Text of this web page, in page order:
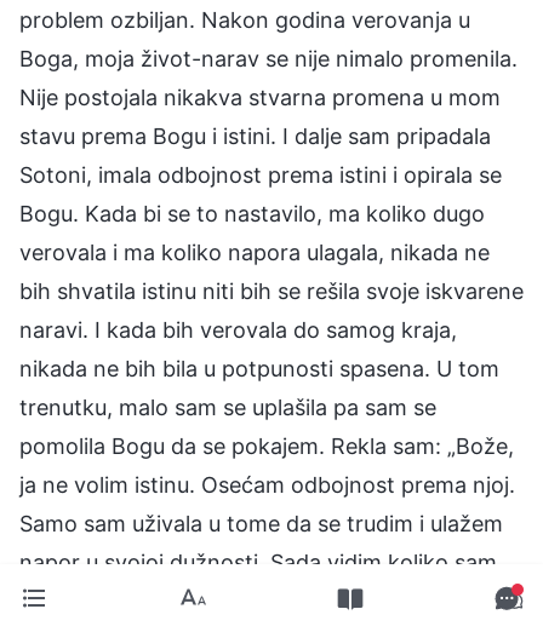
problem ozbiljan. Nakon godina verovanja u
Boga, moja život-narav se nije nimalo promenila.
Nije postojala nikakva stvarna promena u mom
stavu prema Bogu i istini. I dalje sam pripadala
Sotoni, imala odbojnost prema istini i opirala se
Bogu. Kada bi se to nastavilo, ma koliko dugo
verovala i ma koliko napora ulagala, nikada ne
bih shvatila istinu niti bih se rešila svoje iskvarene
naravi. I kada bih verovala do samog kraja,
nikada ne bih bila u potpunosti spasena. U tom
trenutku, malo sam se uplašila pa sam se
pomolila Bogu da se pokajem. Rekla sam: „Bože,
ja ne volim istinu. Osećam odbojnost prema njoj.
Samo sam uživala u tome da se trudim i ulažem
napor u svojoj dužnosti. Sada vidim koliko sam
jadna u svom verovanju. Ne želim ovako da